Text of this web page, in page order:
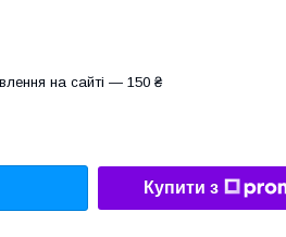
на сайті — 150 ₴
Купити з